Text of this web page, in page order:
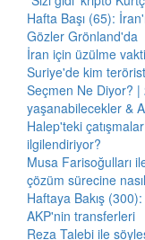
Hafta Başı (65):
Gözler Grönland'da
İran için üzülme vakti
Suriye'de kim
Seçmen Ne Diyor?
yaşanabilecekler &
Halep'teki
ilgilendiriyor?
Musa Farisoğulları
çözüm sürecine
Haftaya Bakış
AKP'nin transferleri
Reza Talebi ile